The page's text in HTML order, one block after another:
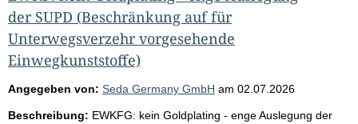
der SUPD (Beschränkung auf für
Unterwegsverzehr vorgesehende
Einwegkunststoffe)
Angegeben von: Seda Germany GmbH am 02.07.2026
Beschreibung: EWKFG: kein Goldplating - enge Auslegung der